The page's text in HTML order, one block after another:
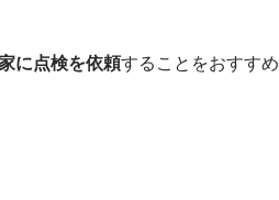
に点検を依頼することをおすすめ